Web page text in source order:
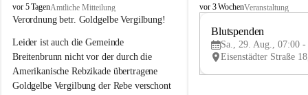
B
r
i
t
e
n
vor 5 TagenAmtliche Mitteilung
Verordnung betr. Goldgelbe Vergilbung!
Leider ist auch die Gemeinde
Breitenbrunn nicht vor der durch die
Amerikanische Rebzikade übertragene
Goldgelbe Vergilbung der Rebe verschont
B
e
vor 3 WochenVeranstaltung
Blutspenden
Sa., 29. Aug., 07:00 -